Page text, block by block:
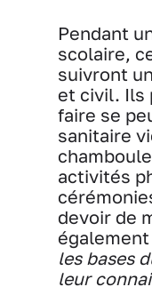
Pendant
scolaire,
suivront
et civil. Ils
faire se
sanitaire
activités
devoir de
les bases
leur